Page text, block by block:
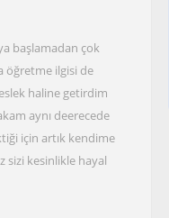
başlamadan çok
öğretme ilgisi de
haline getirdim
aynı deerecede
için artık kendime
sizi kesinlikle hayal